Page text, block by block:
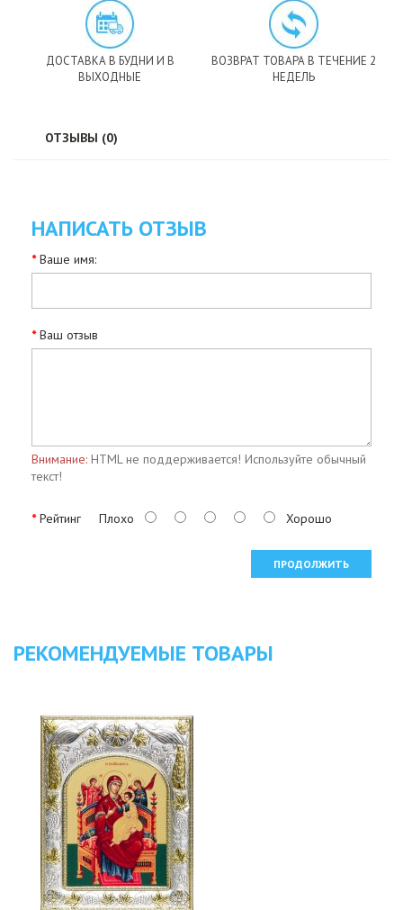
ДОСТАВКА В БУДНИ И В
ВЫХОДНЫЕ
ВОЗВРАТ ТОВАРА В ТЕЧЕНИЕ 2
НЕДЕЛЬ
ОТЗЫВЫ (0)
НАПИСАТЬ ОТЗЫВ
Ваше имя:
Ваш отзыв
Внимание: HTML не поддерживается! Используйте обычный
текст!
Рейтинг Плохо Хорошо
ПРОДОЛЖИТЬ
РЕКОМЕНДУЕМЫЕ ТОВАРЫ